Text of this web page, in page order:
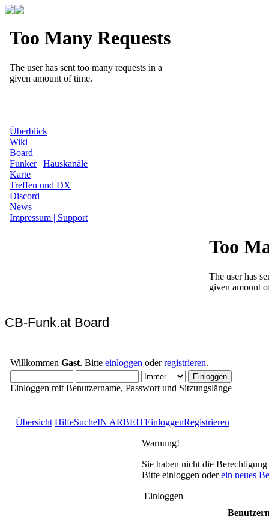
Überblick
Wiki
Board
Funker| Hauskanäle
Karte
Treffen und DX
Discord
News
Impressum | Support
CB-Funk.at Board
Willkommen Gast. Bitte einloggen oderregistrieren.
Einloggen mit Benutzername, Passwort und Sitzungslänge
Übersicht HilfeSucheIN ARBEITEinloggenRegistrieren
Warnung!
Sie haben nicht die
Bitte einloggen oderein neues
Einloggen